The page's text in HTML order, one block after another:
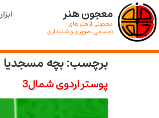
معجون هنر
معجونی از هنر های
تجسمی تصویری و شنیداری
ابزار
برچسب:بچه مسجدیا
پوستر اردوی شمال3